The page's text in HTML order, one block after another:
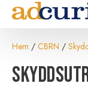
Hem / CBRN /